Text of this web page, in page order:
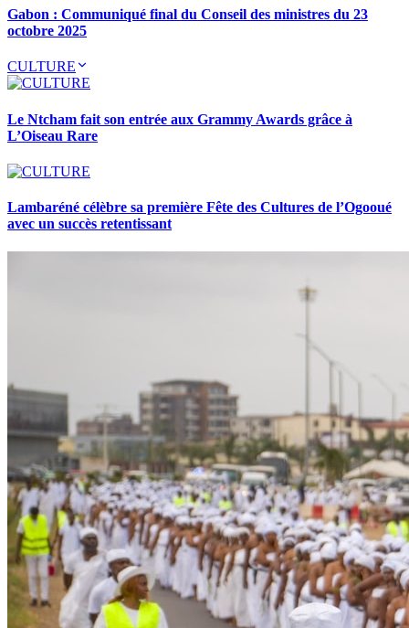
Gabon : Communiqué final du Conseil des ministres du 23
octobre 2025
CULTURE
Le Ntcham fait son entrée aux Grammy Awards grâce à
L’Oiseau Rare
Lambaréné célèbre sa première Fête des Cultures de l’Ogooué
avec un succès retentissant